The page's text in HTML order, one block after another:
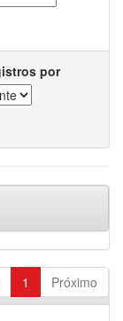
por
1 Próximo